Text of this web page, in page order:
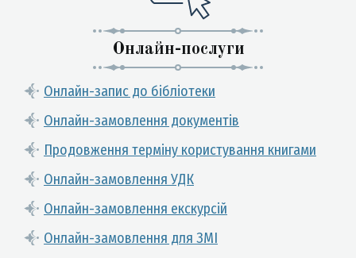
Онлайн-послуги
Онлайн-запис до бібліотеки
Онлайн-замовлення документів
Продовження терміну користування книгами
Онлайн-замовлення УДК
Онлайн-замовлення екскурсій
Онлайн-замовлення для ЗМІ